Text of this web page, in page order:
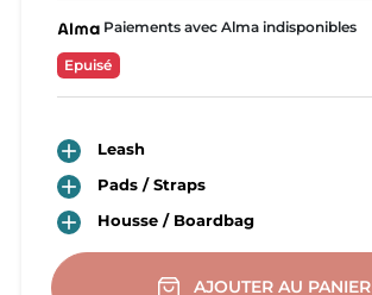
Paiements avec Alma indisponibles
Epuisé
 Leash
 Pads / Straps
 Housse / Boardbag
AJOUTER AU PANIER